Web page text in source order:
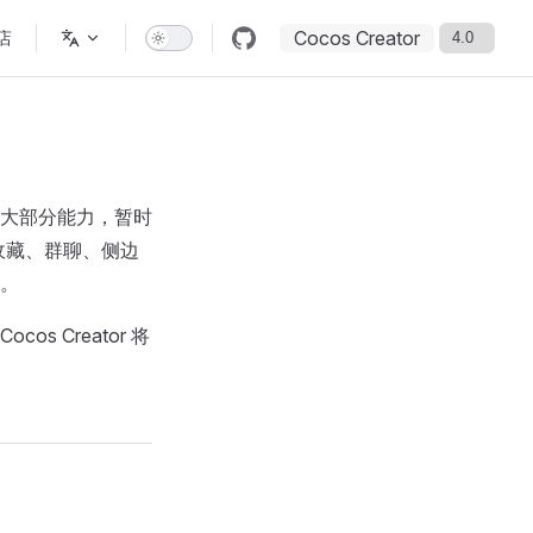
Cocos Creator
部分能力，暂时
、群聊、侧边
Creator 将